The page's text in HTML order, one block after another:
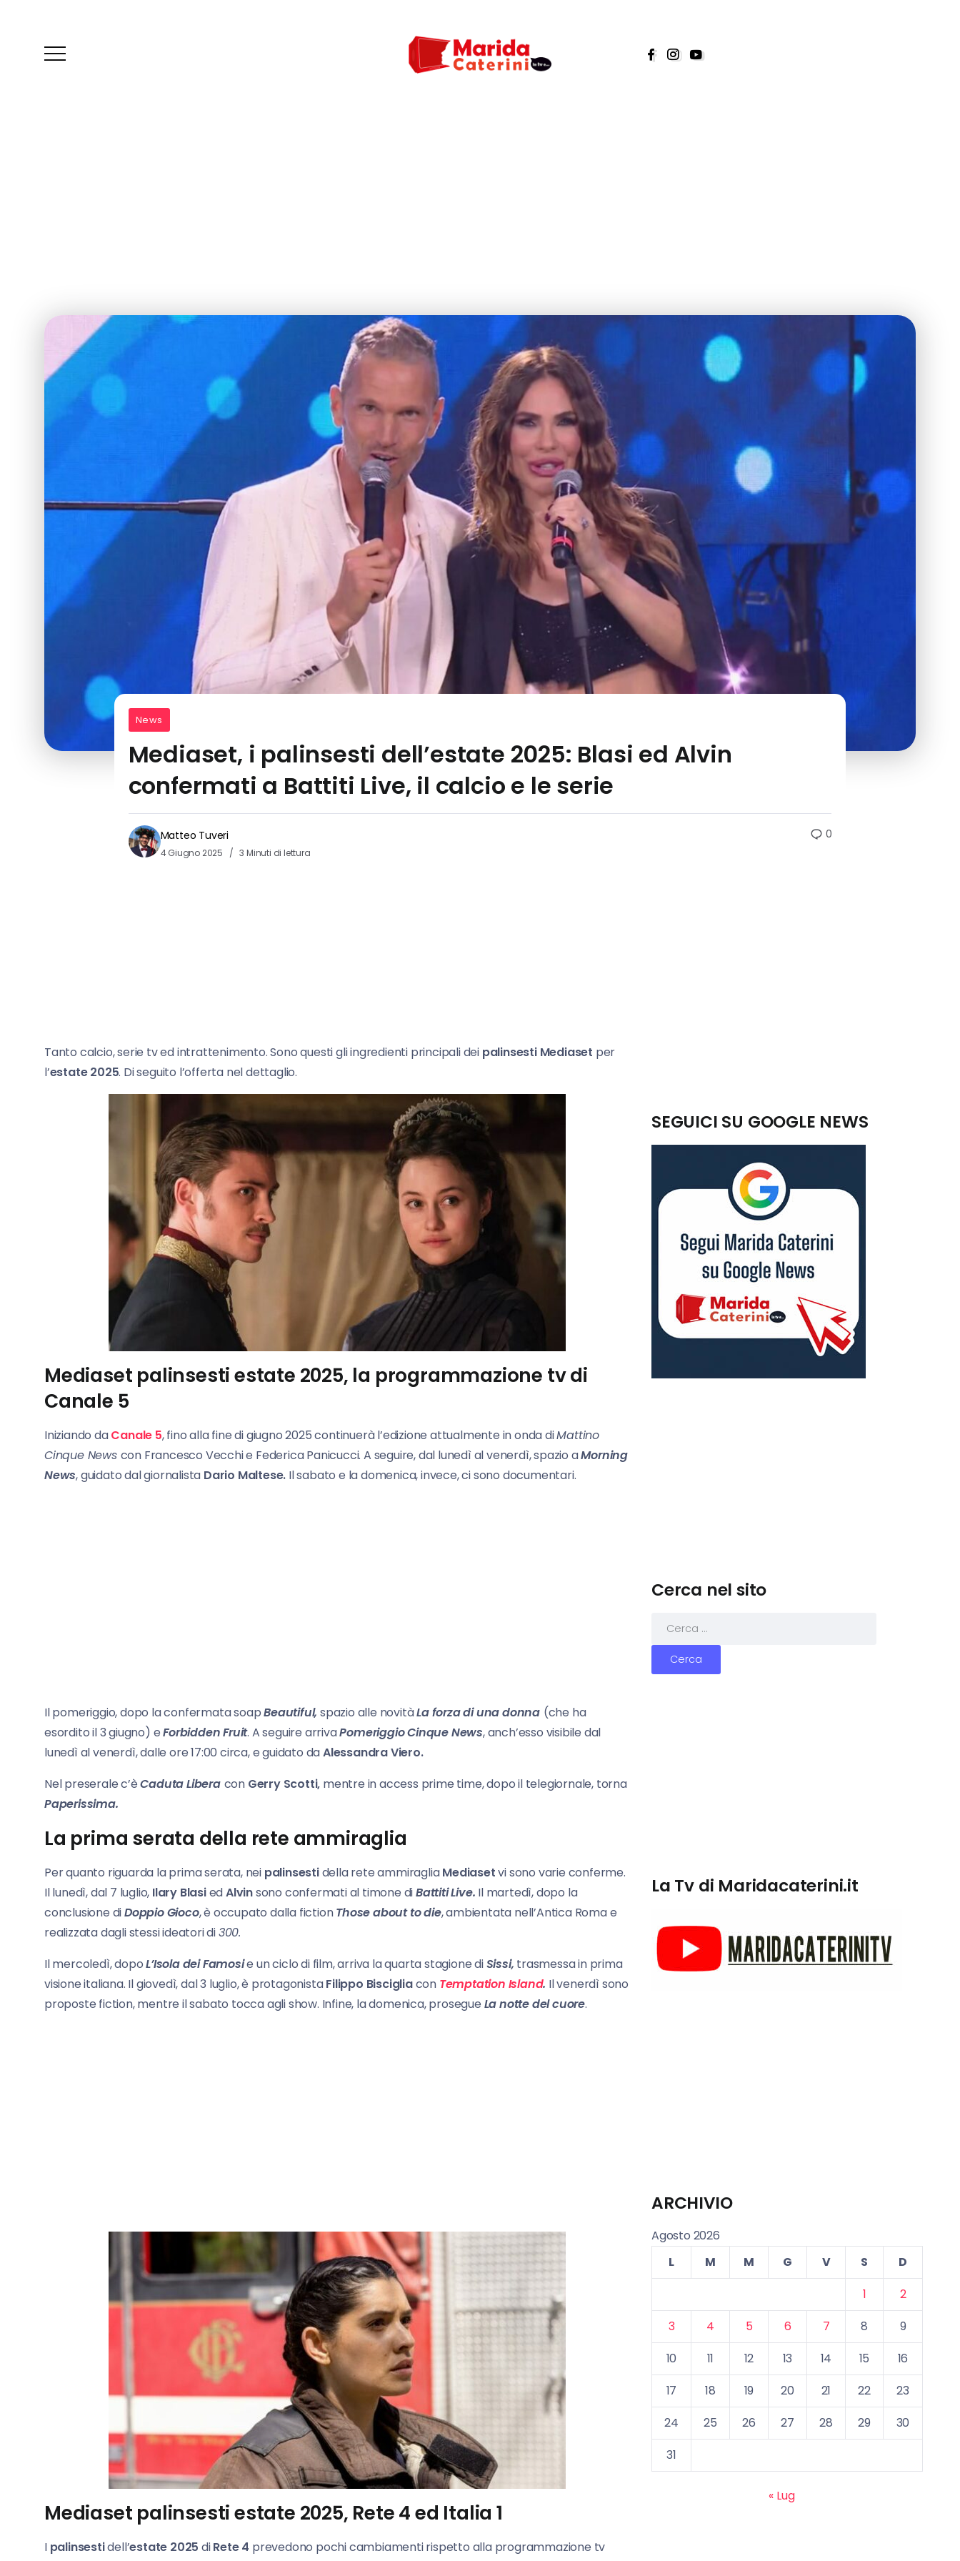
News
Mediaset, i palinsesti dell’estate 2025: Blasi ed Alvin
confermati a Battiti Live, il calcio e le serie
Matteo Tuveri
4 Giugno 2025 3 Minuti di lettura
0
Tanto calcio, serie tv ed intrattenimento. Sono questi gli ingredienti principali dei palinsesti Mediaset per
l’estate 2025. Di seguito l’offerta nel dettaglio.
Mediaset palinsesti estate 2025, la programmazione tv di
Canale 5
Iniziando daCanale 5, fino alla fine di giugno 2025 continuerà l’edizione attualmente in onda diMattino
Cinque News con Francesco Vecchi e Federica Panicucci. A seguire, dal lunedì al venerdì, spazio aMorning
News, guidato dal giornalista Dario Maltese. Il sabato e la domenica, invece, ci sono documentari.
Il pomeriggio, dopo la confermata soapBeautiful, spazio alle novitàLa forza di una donna (che ha
esordito il 3 giugno) eForbidden Fruit. A seguire arrivaPomeriggio Cinque News, anch’esso visibile dal
lunedì al venerdì, dalle ore 17:00 circa, e guidato daAlessandra Viero.
Nel preserale c’èCaduta Libera con Gerry Scotti, mentre in access prime time, dopo il telegiornale, torna
Paperissima.
La prima serata della rete ammiraglia
Per quanto riguarda la prima serata, nei palinsestidella rete ammiragliaMediasetvi sono varie conferme.
Il lunedì, dal 7 luglio, Ilary BlasiedAlvinsono confermati al timone diBattiti Live. Il martedì, dopo la
conclusione diDoppio Gioco, è occupato dalla fictionThose about to die, ambientata nell’Antica Roma e
realizzata dagli stessi ideatori di300.
Il mercoledì, dopoL’Isola dei Famosie un ciclo di film, arriva la quarta stagione diSissi, trasmessa in prima
visione italiana. Il giovedì, dal 3 luglio, è protagonistaFilippo Biscigliacon Temptation Island. Il venerdì sono
proposte fiction, mentre il sabato tocca agli show. Infine, la domenica, prosegue La notte del cuore.
Mediaset palinsesti estate 2025, Rete 4 ed Italia 1
I palinsestidell’estate 2025 diRete 4 prevedono pochi cambiamenti rispetto alla programmazione tv
SEGUICI SU GOOGLE NEWS
Cerca nel sito
La Tv di Maridacaterini.it
ARCHIVIO
Agosto 2026
L
M M G V S
D
1
2
3
4 5 6 7 8
9
10
11 12 13 14 15
16
17
18 19 20 21 22
23
24
25 26 27 28 29
30
31
« Lug